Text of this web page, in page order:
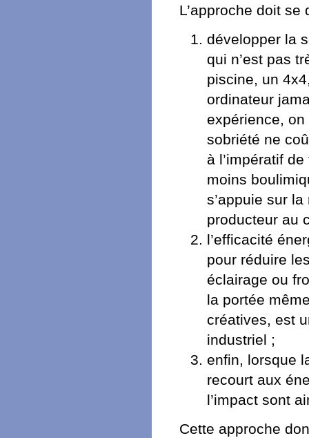
L’approche doit
développer la
qui n’est pas
piscine, un
ordinateur
expérience,
sobriété ne
à l’impératif
moins
s’appuie sur
producteur au
l’efficacité
pour réduire
éclairage ou
la portée
créatives, est
industriel ;
enfin, lorsque
recourt aux
l’impact sont
Cette approche